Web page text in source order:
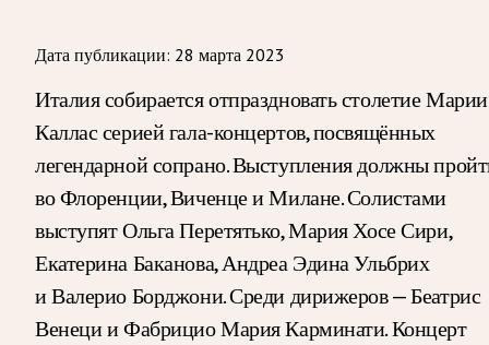
Дата публикации: 28 марта 2023
Италия собирается отпраздновать столетие Марии
Каллас серией гала-концертов, посвящённых
легендарной сопрано. Выступления должны
во Флоренции, Виченце и Милане. Солистами
выступят Ольга Перетятько, Мария Хосе Сири,
Екатерина Баканова, Андреа Эдина Ульбрих
и Валерио Борджони. Среди дирижеров — Беатрис
Венеци и Фабрицио Мария Карминати. Концерт